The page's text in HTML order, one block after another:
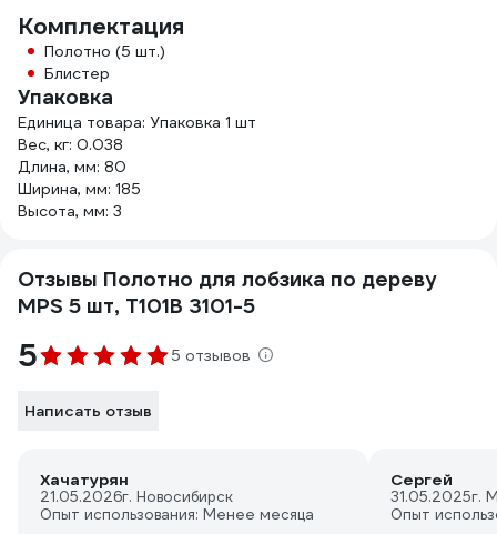
Комплектация
Полотно (5 шт.)
Блистер
Упаковка
Единица товара: Упаковка 1 шт
Вес, кг: 0.038
Длина, мм: 80
Ширина, мм: 185
Высота, мм: 3
Отзывы Полотно для лобзика по дереву
MPS 5 шт, T101B 3101-5
5 5 отзывов
Написать отзыв
Хачатурян
21.05.2026г. Новосибирск
Опыт использования: Менее месяца
Сергей
31.05.2025г.
Опыт